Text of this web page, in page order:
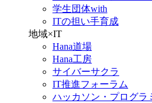
学生団体with
ITの担い手育成
地域×IT
Hana道場
Hana工房
サイバーサクラ
IT推進フォーラム
ハッカソン・プログラ